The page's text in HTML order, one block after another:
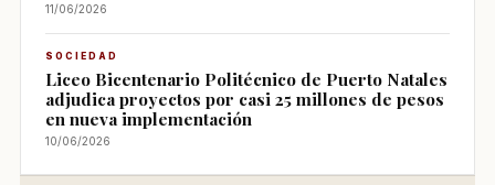
11/06/2026
SOCIEDAD
Liceo Bicentenario Politécnico de Puerto Natales
adjudica proyectos por casi 25 millones de pesos
en nueva implementación
10/06/2026